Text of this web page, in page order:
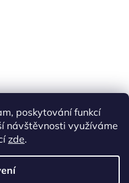
poskytování funkcí
návštěvnosti využíváme
zde.